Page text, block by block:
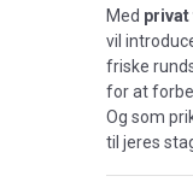
Med
vil
friske
for at
Og som
til jeres